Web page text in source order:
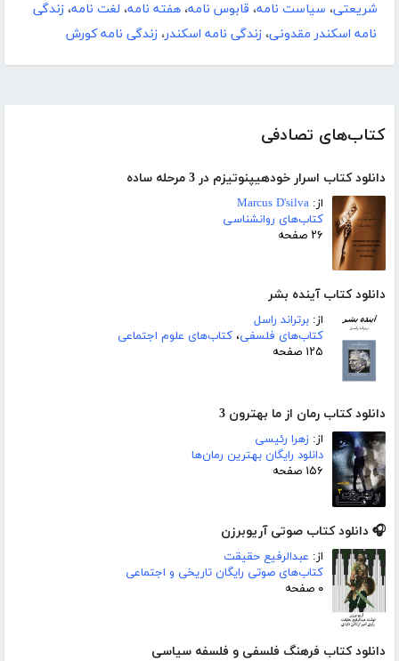
کتاب‌های تصادفی
دانلود کتاب اسرار خودهیپنوتیزم در 3 مرحله ساده
از: Marcus D'silva
کتاب‌های روانشناسی
۲۶ صفحه
دانلود کتاب آینده بشر
از: برتراند راسل
کتاب‌های فلسفی، کتاب‌های علوم اجتماعی
۱۲۵ صفحه
دانلود کتاب رمان از ما بهترون 3
از: زهرا رئیسی
دانلود رایگان بهترین رمان‌ها
۱۵۶ صفحه
🎧 دانلود کتاب صوتی آریوبرزن
از: عبدالرفیع حقیقت
کتاب‌های صوتی رایگان تاریخی و اجتماعی
۰ صفحه
دانلود کتاب فرهنگ فلسفی و فلسفه سیاسی
شریعتی، سیاست نامه، قابوس نامه، هفته نامه، لغت نامه، زندگی
نامه اسکندر مقدونی، زندگی نامه اسکندر، زندگی نامه کورش